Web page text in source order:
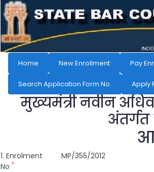
Home New Enrollment Pay
Search Application Form No. Apply
मुख्यमंत्री नवीन
अंतर्गत
1. Enrolment
No *
MP/355/2012